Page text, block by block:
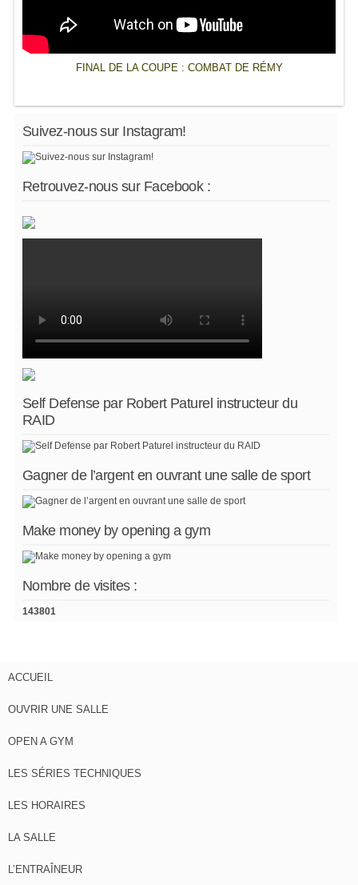
FINAL DE LA COUPE : COMBAT DE RÉMY
Suivez-nous sur Instagram!
Retrouvez-nous sur Facebook :
Self Defense par Robert Paturel instructeur du
RAID
Gagner de l’argent en ouvrant une salle de sport
Make money by opening a gym
Nombre de visites :
143801
ACCUEIL
OUVRIR UNE SALLE
OPEN A GYM
LES SÉRIES TECHNIQUES
LES HORAIRES
LA SALLE
L’ENTRAÎNEUR